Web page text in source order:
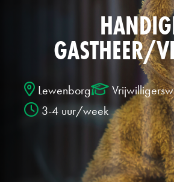
GASTHEER/
Lewenborg
3-4 uur/week